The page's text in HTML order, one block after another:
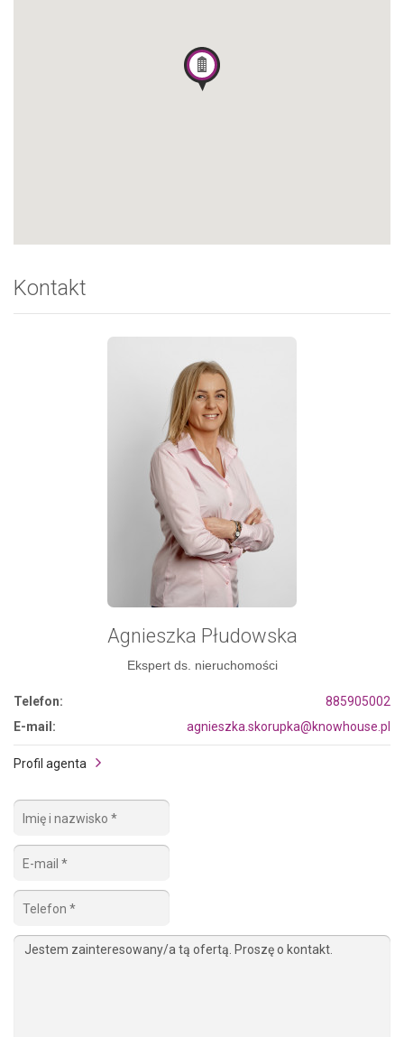
Kontakt
Agnieszka Płudowska
Ekspert ds. nieruchomości
Telefon:
885905002
E-mail:
agnieszka.skorupka@knowhouse.pl
Profil agenta